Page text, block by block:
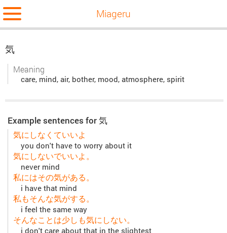
Miageru
気
Meaning
care, mind, air, bother, mood, atmosphere, spirit
Example sentences for 気
気にしなくていいよ
you don't have to worry about it
気にしないでいいよ。
never mind
私にはその気がある。
i have that mind
私もそんな気がする。
i feel the same way
そんなことは少しも気にしない。
i don't care about that in the slightest